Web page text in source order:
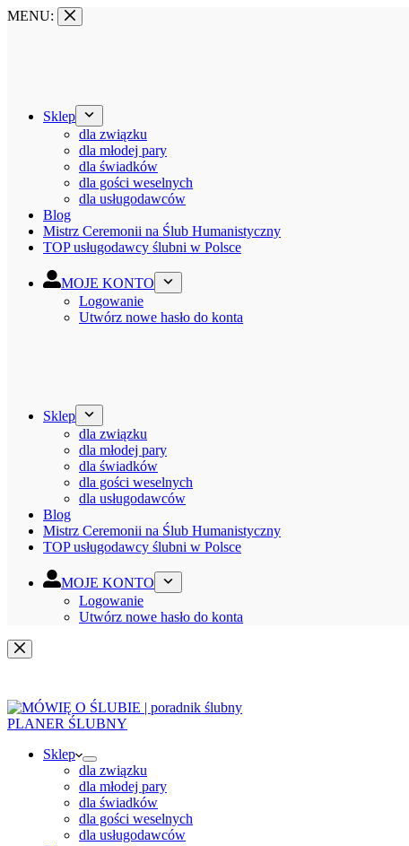
MENU:
Sklep
dla związku
dla młodej pary
dla świadków
dla gości weselnych
dla usługodawców
Blog
Mistrz Ceremonii na Ślub Humanistyczny
TOP usługodawcy ślubni w Polsce
MOJE KONTO
Logowanie
Utwórz nowe hasło do konta
Sklep
dla związku
dla młodej pary
dla świadków
dla gości weselnych
dla usługodawców
Blog
Mistrz Ceremonii na Ślub Humanistyczny
TOP usługodawcy ślubni w Polsce
MOJE KONTO
Logowanie
Utwórz nowe hasło do konta
PLANER ŚLUBNY
Sklep
dla związku
dla młodej pary
dla świadków
dla gości weselnych
dla usługodawców